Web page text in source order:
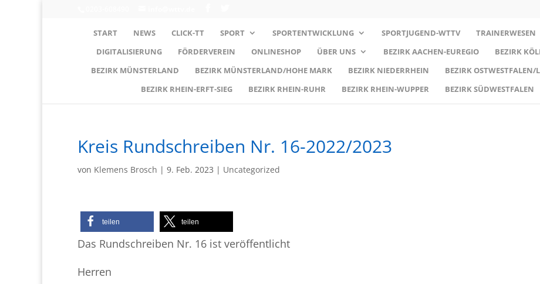
START NEWS CLICK-TT SPORT SPORTENTWICKLUNG SPORTJUGEND-WTTV TRAINERWESEN
DIGITALISIERUNG
FÖRDERVEREIN ONLINESHOP ÜBER UNS BEZIRK AACHEN-EUREGIO BEZIRK
BEZIRK MÜNSTERLAND
BEZIRK MÜNSTERLAND/HOHE MARK BEZIRK NIEDERRHEIN BEZIRK OSTWESTFALEN/
BEZIRK RHEIN-ERFT-SIEG
BEZIRK RHEIN-RUHR BEZIRK RHEIN-WUPPER BEZIRK SÜDWESTFALEN
Kreis Rundschreiben Nr. 16-2022/2023
von Klemens Brosch | 9. Feb. 2023 | Uncategorized
teilen teilen
Das Rundschreiben Nr. 16 ist veröffentlicht
Herren